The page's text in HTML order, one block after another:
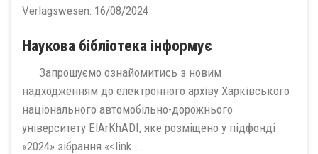
Verlagswesen: 16/08/2024
Наукова бібліотека інформує
Запрошуємо ознайомитись з новим
надходженням до електронного архіву Харківського
національного автомобільно-дорожнього
університету ElArKhADI, яке розміщено у підфонді
«2024» зібрання «<link...